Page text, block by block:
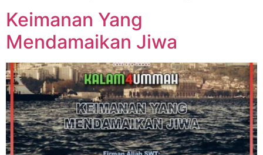
Keimanan Yang
Mendamaikan Jiwa